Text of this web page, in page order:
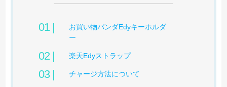
お買い物パンダEdyキーホルダ
ー
楽天Edyストラップ
チャージ方法について